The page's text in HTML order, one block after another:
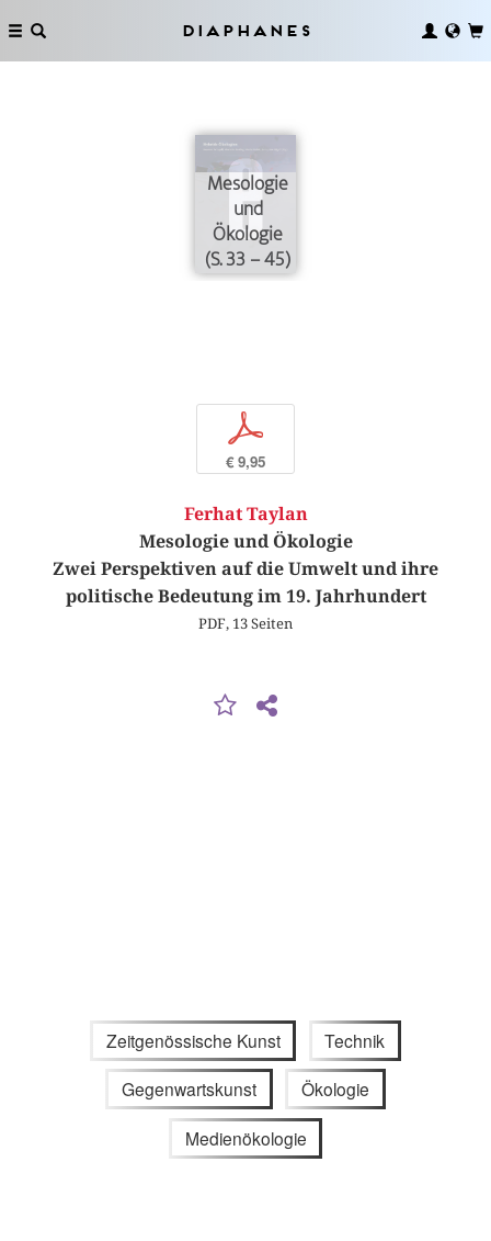
Diaphanes
Mesologie
und
Ökologie
(S. 33 – 45)
p
€ 9,95
Ferhat Taylan
Mesologie und Ökologie
Zwei Perspektiven auf die Umwelt und ihre
politische Bedeutung im 19. Jahrhundert
PDF, 13 Seiten
Zeitgenössische Kunst Technik
Gegenwartskunst Ökologie
Medienökologie